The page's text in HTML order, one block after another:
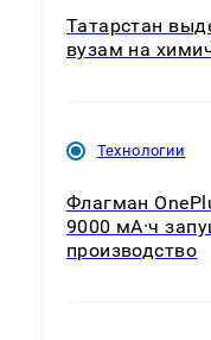
Татарстан
вузам на
Технологии
Флагман
9000 мА·ч
производство